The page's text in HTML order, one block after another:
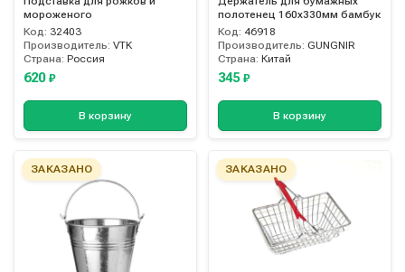
мороженого
Код: 32403
Производитель: VTK
Страна: Россия
620 ₽
В корзину
полотенец 160х330мм бамбук
Код: 46918
Производитель: GUNGNIR
Страна: Китай
345 ₽
В корзину
ЗАКАЗАНО ЗАКАЗАНО